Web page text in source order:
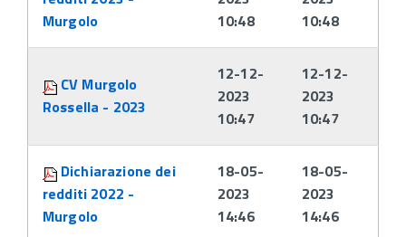
Murgolo
10:48
10:48
CV Murgolo
Rossella - 2023
12-12-
2023
10:47
12-12-
2023
10:47
Dichiarazione dei
redditi 2022 -
Murgolo
18-05-
2023
14:46
18-05-
2023
14:46